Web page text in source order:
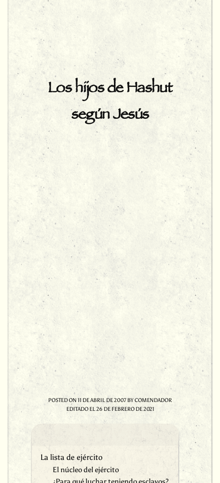
Los hijos de Hashut
según Jesús
POSTED ON 11 DE ABRIL DE 2007 BYCOMENDADOR
EDITADO EL26 DE FEBRERO DE 2021
La lista de ejército
El núcleo del ejército